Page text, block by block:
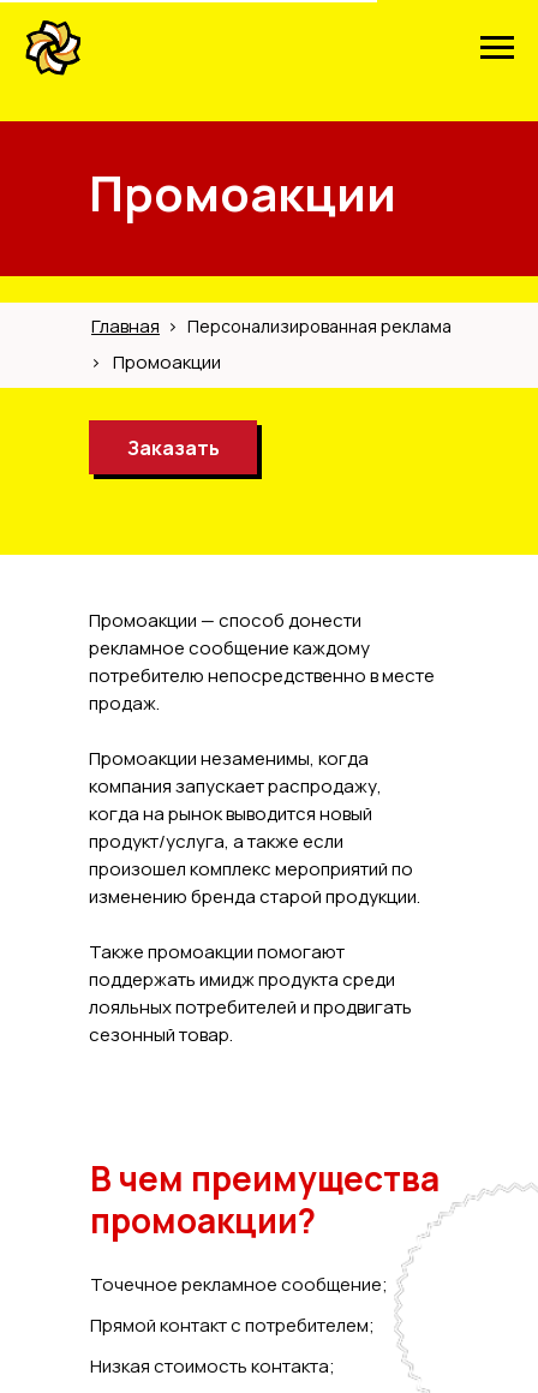
Заказать
Промоакции
Заказать
Главная > Персонализированная реклама
> Промоакции
Промоакции — способ донести
рекламное сообщение каждому
потребителю непосредственно в месте
продаж.
Промоакции незаменимы, когда
компания запускает распродажу,
когда на рынок выводится новый
продукт/услуга, а также если
произошел комплекс мероприятий по
изменению бренда старой продукции.
Также промоакции помогают
поддержать имидж продукта среди
лояльных потребителей и продвигать
сезонный товар.
Точечное рекламное сообщение;
Прямой контакт с потребителем;
Низкая стоимость контакта;
В чем преимущества
промоакции?